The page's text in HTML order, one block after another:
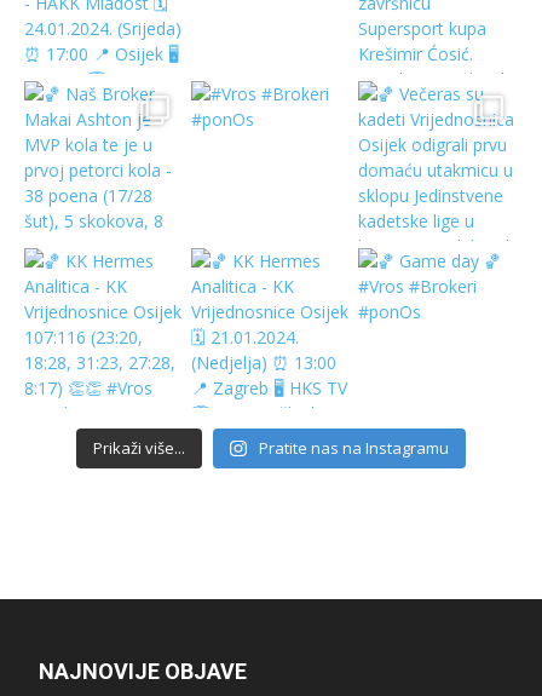
Prikaži više... Pratite nas na Instagramu
NAJNOVIJE OBJAVE